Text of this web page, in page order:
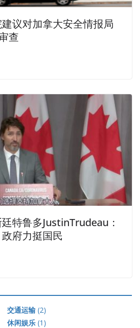
议对加拿大安全情报局
查
特鲁多JustinTrudeau：
府力挺国民
交通运输(2)
休闲娱乐(1)